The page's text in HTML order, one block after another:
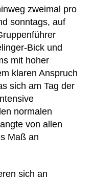
zweimal pro
sonntags, auf
Bick und
mit hoher
klaren Anspruch
sich am Tag der
normalen
von allen
Maß an
sich an